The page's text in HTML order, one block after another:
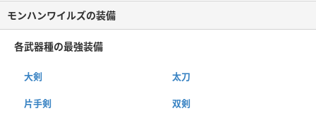
モンハンワイルズの装備
各武器種の最強装備
大剣 太刀
片手剣 双剣